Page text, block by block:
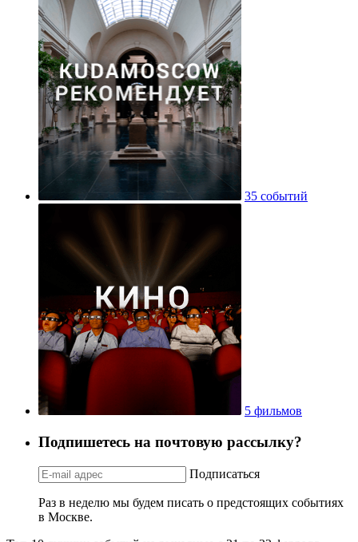
35 событий
5 фильмов
Подпишетесь на почтовую рассылку?
Подписаться
Раз в неделю мы будем писать о предстоящих событиях
в Москве.